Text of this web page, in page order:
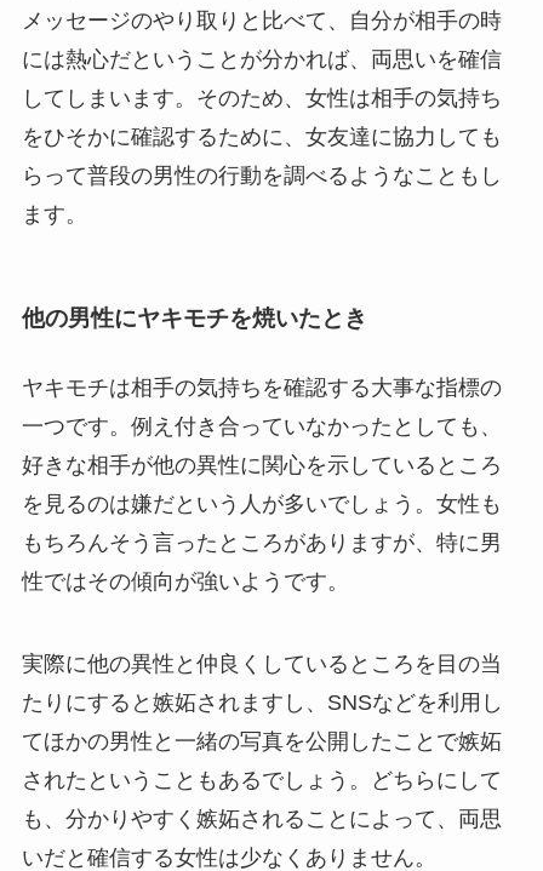
メッセージのやり取りと比べて、自分が相手の時
には熱心だということが分かれば、両思いを確信
してしまいます。そのため、女性は相手の気持ち
をひそかに確認するために、女友達に協力しても
らって普段の男性の行動を調べるようなこともし
ます。
他の男性にヤキモチを焼いたとき
ヤキモチは相手の気持ちを確認する大事な指標の
一つです。例え付き合っていなかったとしても、
好きな相手が他の異性に関心を示しているところ
を見るのは嫌だという人が多いでしょう。女性も
もちろんそう言ったところがありますが、特に男
性ではその傾向が強いようです。
実際に他の異性と仲良くしているところを目の当
たりにすると嫉妬されますし、SNSなどを利用し
てほかの男性と一緒の写真を公開したことで嫉妬
されたということもあるでしょう。どちらにして
も、分かりやすく嫉妬されることによって、両思
いだと確信する女性は少なくありません。